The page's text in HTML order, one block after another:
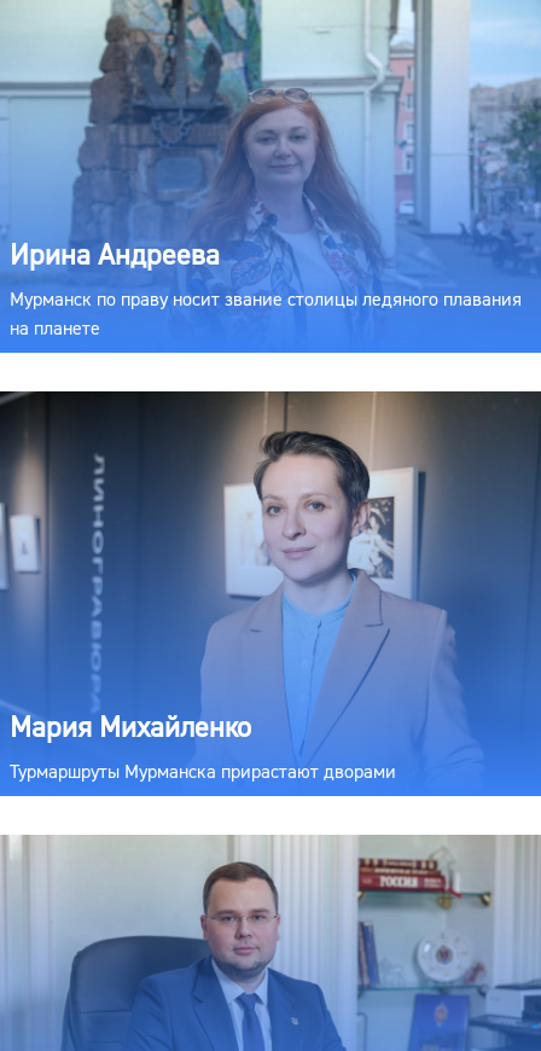
Ирина Андреева
Мурманск по праву носит звание столицы ледяного плавания
на планете
Мария Михайленко
Турмаршруты Мурманска прирастают дворами